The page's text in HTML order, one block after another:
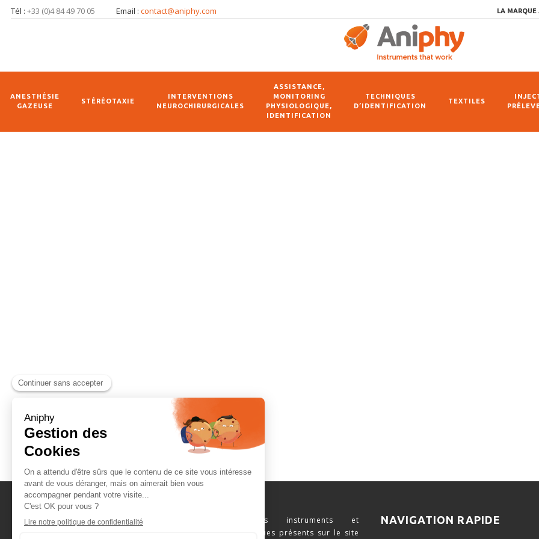
Tél : +33 (0)4 84 49 70 05 Email : contact@aniphy.com LA MARQUE
ANESTHÉSIE
GAZEUSE
STÉRÉOTAXIE
INTERVENTIONS
NEUROCHIRURGICALES
ASSISTANCE,
MONITORING
PHYSIOLOGIQUE,
IDENTIFICATION
TECHNIQUES
D’IDENTIFICATION
TEXTILES
Naviguez parmi les instruments et
consommables scientifiques présents sur le site
NAVIGATION RAPIDE